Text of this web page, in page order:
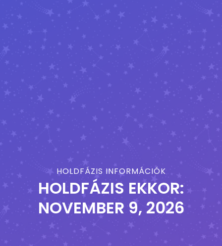
HOLDFÁZIS INFORMÁCIÓK
HOLDFÁZIS EKKOR:
NOVEMBER 9, 2026